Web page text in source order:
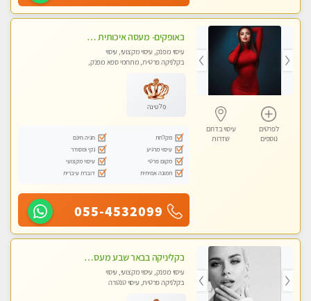
לפרטים
נוספים
עיסוי בדרום
שדרות
באופקים- מעסה איכותית לעיסוי מקצועי ומפנק לכל שרירי הגוף עיסוי רפואי, מרגיע, קלאסי- Highly recommended
עיסוי מפנק, עיסוי מקצועי, עיסוי
בקלניקה פרטית, מתחמי ספא מפנק,
פלטינה
מקלחת
חניה חינם
עיסוי מרגיע
נקי ומסודר
מקום פרטי
עיסוי מקצועי
תמונה אמיתית
דוברת עיברית
055-4532099
בקליניקה בבאר שבע מעסה מקצועית לעיסוי מפנק
עיסוי מפנק, עיסוי מקצועי, עיסוי
בקלניקה פרטית, עיסוי טנטרה